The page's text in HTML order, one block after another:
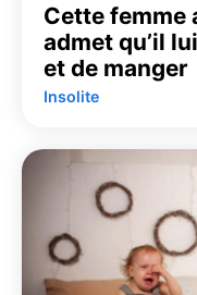
Cette femme
admet qu’il
et de manger
Insolite